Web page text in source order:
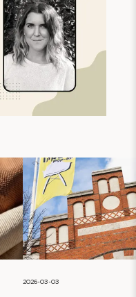
2026-03-03